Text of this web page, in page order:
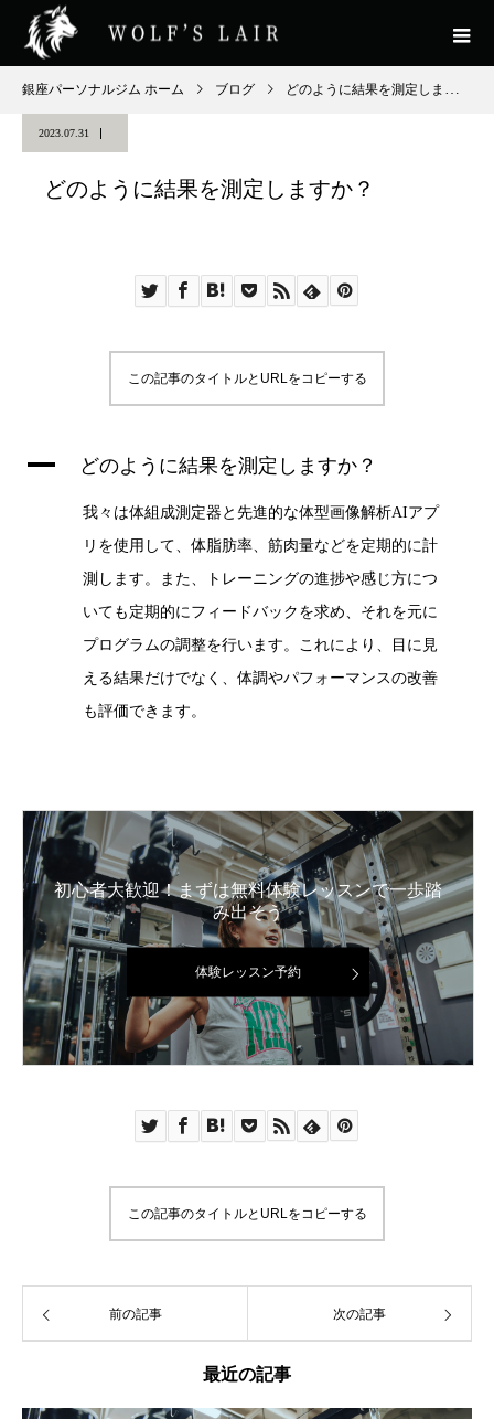
銀座パーソナルジム ホーム ブログ どのように結果を測定しますか？
2023.07.31
どのように結果を測定しますか？
この記事のタイトルとURLをコピーする
A どのように結果を測定しますか？
我々は体組成測定器と先進的な体型画像解析AIアプ
リを使用して、体脂肪率、筋肉量などを定期的に計
測します。また、トレーニングの進捗や感じ方につ
いても定期的にフィードバックを求め、それを元に
プログラムの調整を行います。これにより、目に見
える結果だけでなく、体調やパフォーマンスの改善
も評価できます。
初心者大歓迎！まずは無料体験レッスンで一歩踏
み出そう
体験レッスン予約
この記事のタイトルとURLをコピーする
前の記事 次の記事
最近の記事